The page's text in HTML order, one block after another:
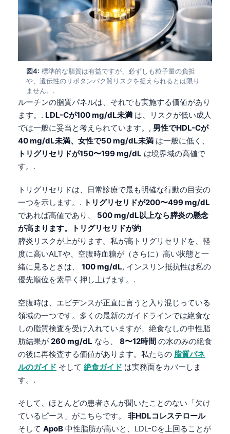
図4: 標準的な脂質は有益ですが、必ずしも粒子量の負担
や、遺伝性のリポタンパク質リスクを捉えられるとは限り
ません。.
ルーチンの脂質パネルは、それでも実施する価値があり
ます。. LDL-Cが100 mg/dL未満 は、リスクが低い成人
では一般に妥当と考えられています。, 男性でHDL-Cが
40 mg/dL未満、女性で50 mg/dL未満 は一般に低く、
トリグリセリドが150〜199 mg/dL は境界域の高値で
す。.
トリグリセリドは、日常診療で最も明確な行動の目安の
一つを示します。. トリグリセリドが200〜499 mg/dL
であれば高値であり、 500 mg/dL以上なら膵炎の懸念
が高まります。トリグリセリドが約
膵炎リスクが上がります。私が高トリグリセリドを、軽
度に高いALTや、空腹時血糖が（さらに）高い状態と一
緒に見るときは、 100 mg/dL, インスリン抵抗性は私の
優先順位を素早く押し上げます。.
空腹時は、エビデンスが正直に言うと入り混じっている
領域の一つです。多くの最新のガイドラインでは絶食な
しの脂質検査を受け入れていますが、絶食なしの中性脂
肪結果が 260 mg/dL なら、 8〜12時間 の水のみの絶食
の後に再検査する価値があります。私たちの 脂質パネ
ルのガイド そして 絶食ガイド は実務面をカバーしま
す。.
そして、ほとんどの患者さんが聞いたことのない「欠け
ているピース」がこちらです。 非HDLコレステロール
そして ApoB 中性脂肪が高いと、LDL-Cを上回ることが